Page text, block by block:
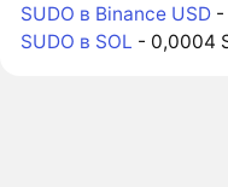
SUDO в Binance USD -
SUDO в SOL - 0,0004